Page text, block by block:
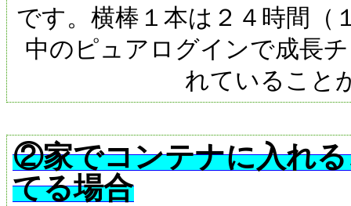
です。横棒１本は２４時間（
中のピュアログインで成長
れていること
②家でコンテナに入れ
てる場合